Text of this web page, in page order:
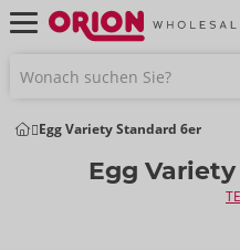
Egg Variety Standard 6er
Egg